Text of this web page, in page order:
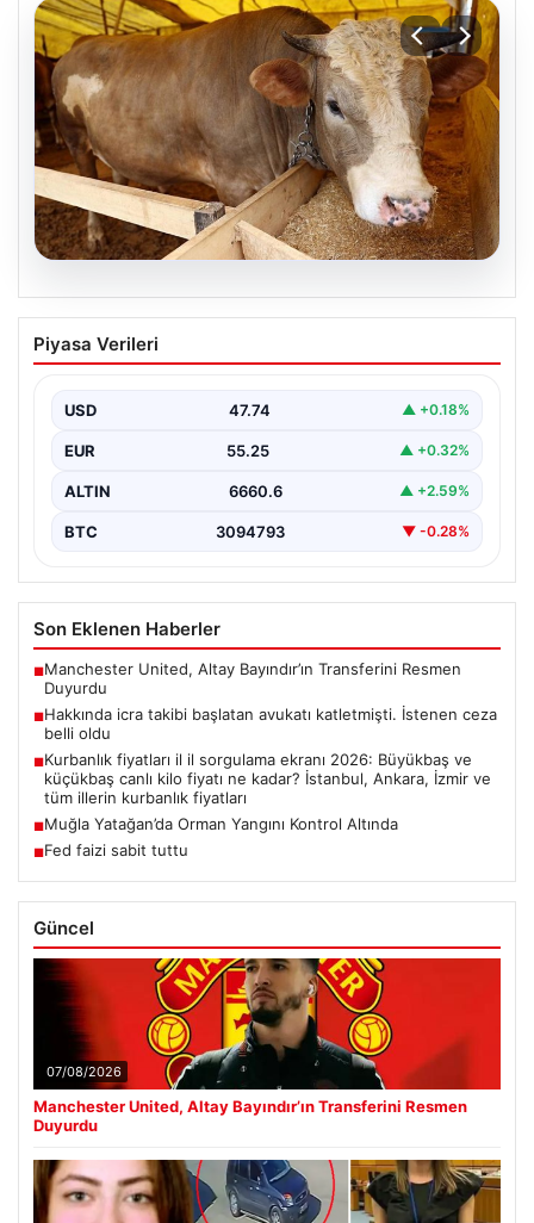
Muğla Yatağan’da Orman Yangını
Kontrol Altında
yangını, hem havadan hem de karadan yürütülen
USD 47.74 ▲ +0.18%
EUR 55.25 ▲ +0.32%
ALTIN 6660.6 ▲ +2.59%
BTC
Son Eklenen Haberler
■Manchester United, Altay Bayındır’ın Transferini Resmen
Duyurdu
Hakkında icra takibi başlatan avukatı katletmişti. İstenen ceza
belli oldu
■Kurbanlık fiyatları il il sorgulama ekranı 2026: Büyükbaş ve
tüm illerin kurbanlık fiyatları
■Fed faizi sabit tuttu
07/08/2026
Manchester United, Altay Bayındır’ın Transferini Resmen
Duyurdu